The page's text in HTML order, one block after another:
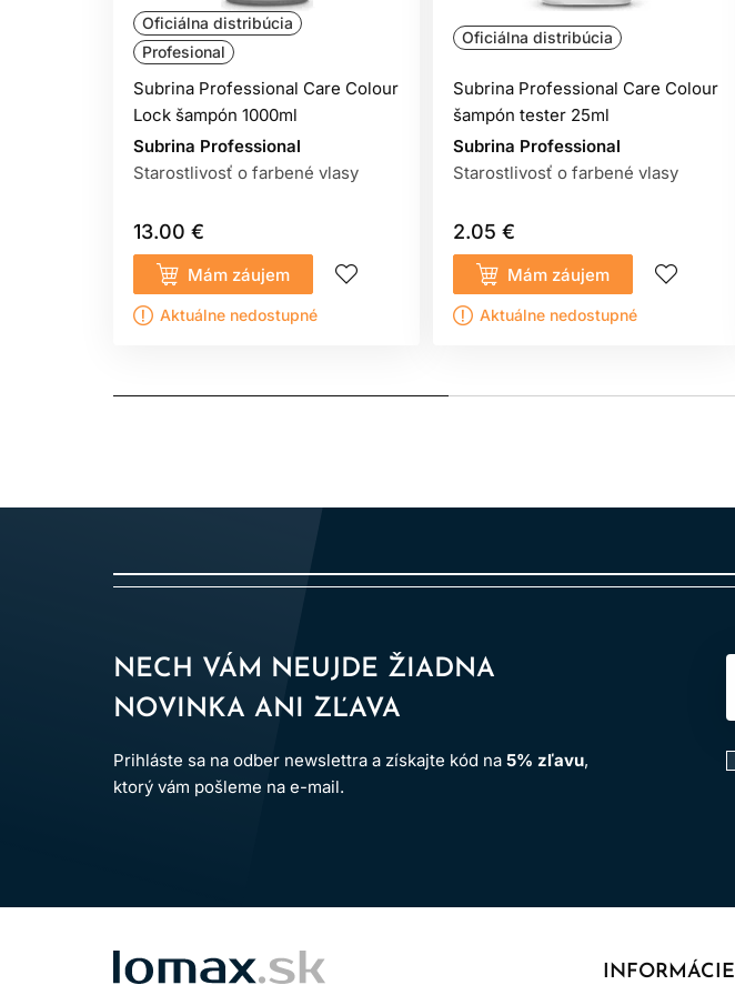
Oficiálna distribúcia
Profesional
Subrina Professional Care Colour
Lock šampón 1000ml
Subrina Professional
Starostlivosť o farbené vlasy
13.00 €
Mám záujem
Aktuálne nedostupné
Oficiálna distribúcia
Subrina Professional Care Colour
šampón tester 25ml
Subrina Professional
Starostlivosť o farbené vlasy
2.05 €
Mám záujem
Aktuálne nedostupné
NECH VÁM NEUJDE ŽIADNA
NOVINKA ANI ZĽAVA
Prihláste sa na odber newslettra a získajte kód na 5% zľavu,
ktorý vám pošleme na e-mail.
LOMAX
INFORMÁCIE